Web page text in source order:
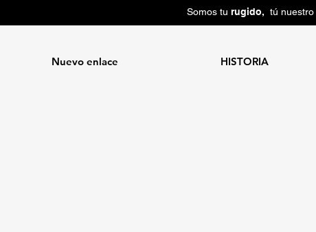
Somos tu rugido, tú nuestro
Nuevo enlace HISTORIA